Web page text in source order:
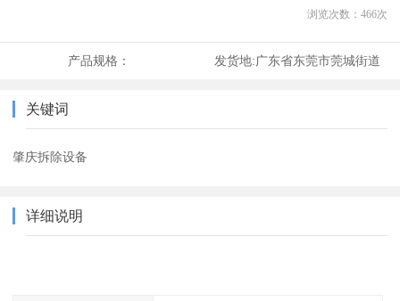
浏览次数： 466次
产品规格： 发货地:广东省东莞市莞城街道
关键词
肇庆拆除设备
详细说明